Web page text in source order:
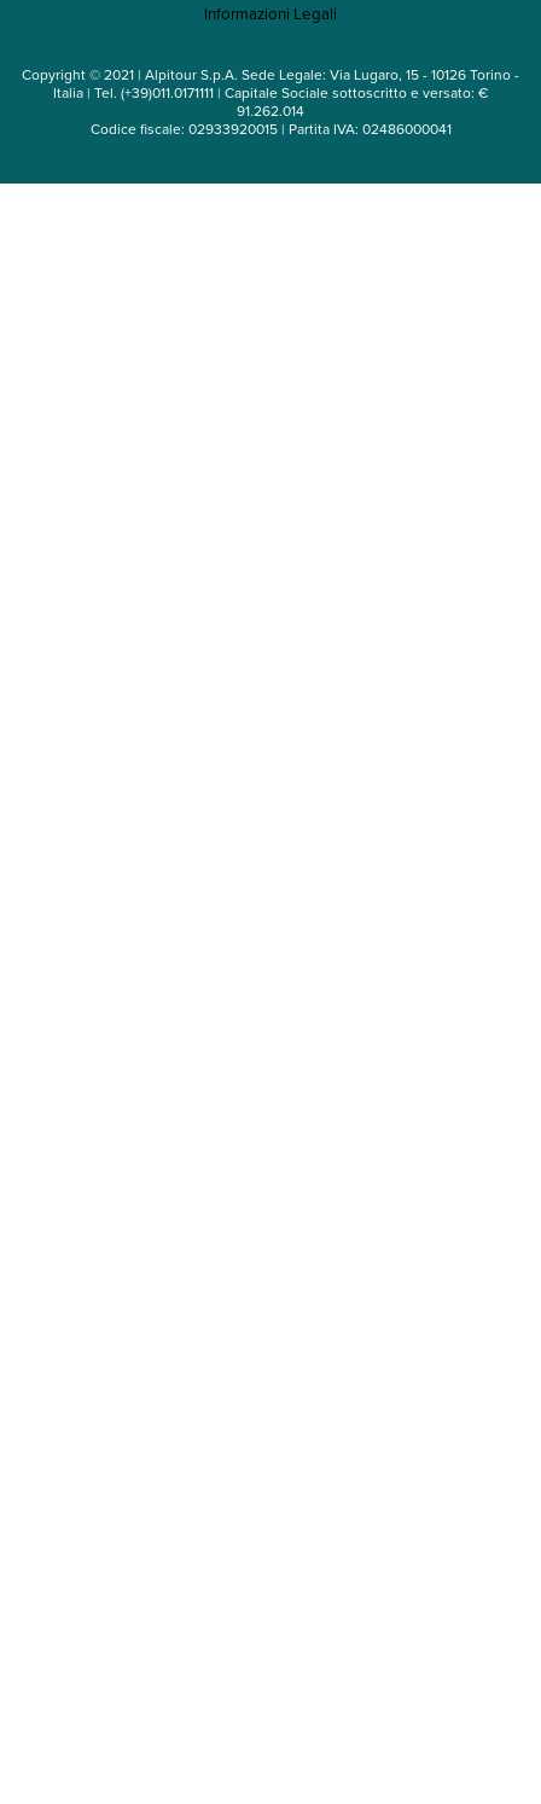
Informazioni Legali
Copyright © 2021 | Alpitour S.p.A. Sede Legale: Via Lugaro, 15 - 10126 Torino -
Italia | Tel. (+39)011.0171111 | Capitale Sociale sottoscritto e versato: €
91.262.014
Codice fiscale: 02933920015 | Partita IVA: 02486000041